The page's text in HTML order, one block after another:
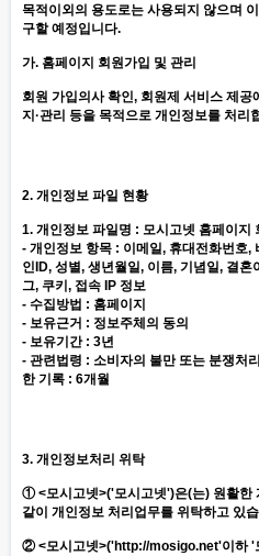
목적이외의 용도로는 사용되지 않으며
구할 예정입니다.
가. 홈페이지 회원가입 및 관리
회원 가입의사 확인, 회원제 서비스 제공
지·관리 등을 목적으로 개인정보를 처리
2. 개인정보 파일 현황
1. 개인정보 파일명 : 모시고넷 홈페이지
- 개인정보 항목 : 이메일, 휴대전화번호,
인ID, 성별, 생년월일, 이름, 기념일, 결
그, 쿠키, 접속 IP 정보
- 수집방법 : 홈페이지
- 보유근거 : 정보주체의 동의
- 보유기간 : 3년
- 관련법령 : 소비자의 불만 또는 분쟁처
한 기록 : 6개월
3. 개인정보처리 위탁
① <모시고넷>('모시고넷')은(는) 원활한
같이 개인정보 처리업무를 위탁하고 있
② <모시고넷>('http://mosigo.net'이하 '